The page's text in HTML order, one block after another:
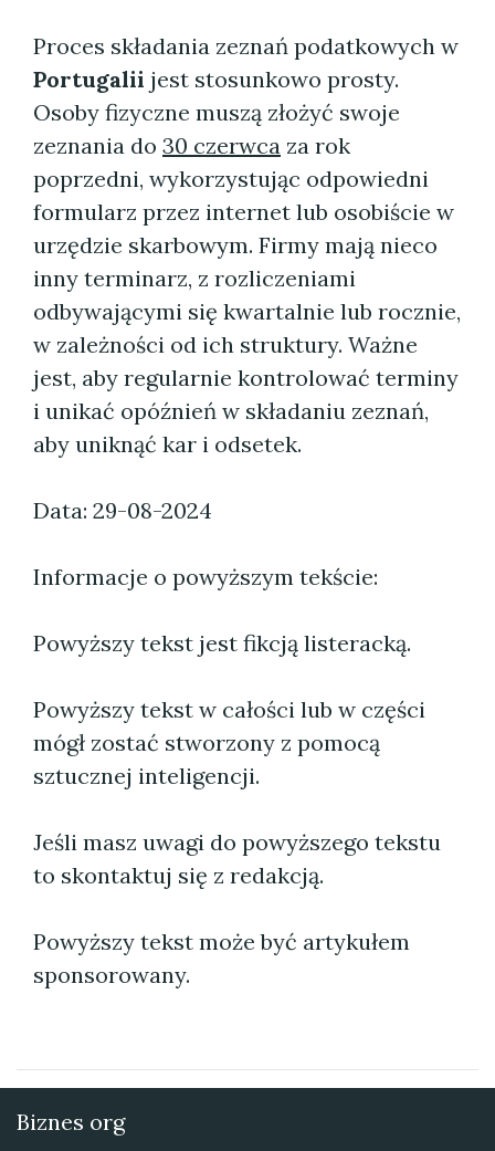
Proces składania zeznań podatkowych w
Portugalii jest stosunkowo prosty.
Osoby fizyczne muszą złożyć swoje
zeznania do 30 czerwca za rok
poprzedni, wykorzystując odpowiedni
formularz przez internet lub osobiście w
urzędzie skarbowym. Firmy mają nieco
inny terminarz, z rozliczeniami
odbywającymi się kwartalnie lub rocznie,
w zależności od ich struktury. Ważne
jest, aby regularnie kontrolować terminy
i unikać opóźnień w składaniu zeznań,
aby uniknąć kar i odsetek.
Data: 29-08-2024
Informacje o powyższym tekście:
Powyższy tekst jest fikcją listeracką.
Powyższy tekst w całości lub w części
mógł zostać stworzony z pomocą
sztucznej inteligencji.
Jeśli masz uwagi do powyższego tekstu
to skontaktuj się z redakcją.
Powyższy tekst może być artykułem
sponsorowany.
Biznes org